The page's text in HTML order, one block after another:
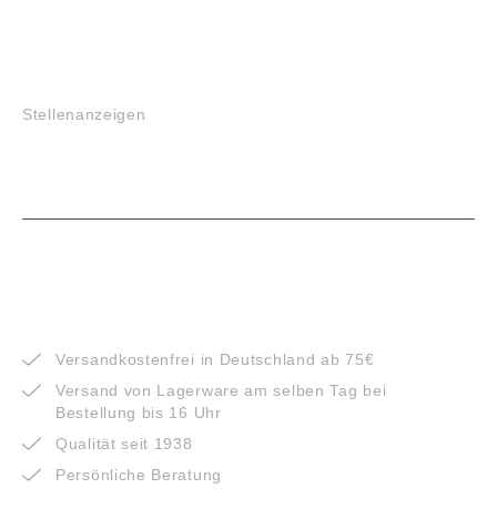
Stellenanzeigen
Versandkostenfrei in Deutschland ab 75€
Versand von Lagerware am selben Tag bei
Bestellung bis 16 Uhr
Qualität seit 1938
Persönliche Beratung